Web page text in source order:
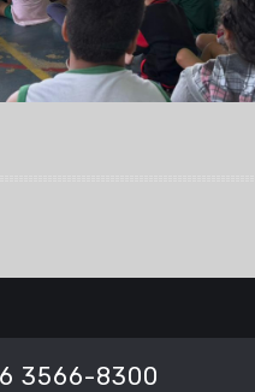
3566-8300